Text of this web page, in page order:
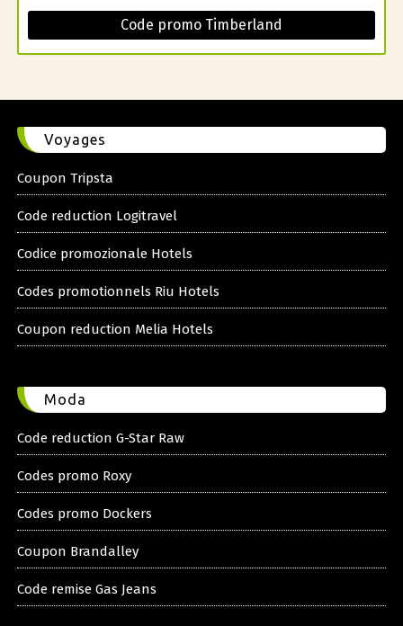
Code promo Timberland
Voyages
Coupon Tripsta
Code reduction Logitravel
Codice promozionale Hotels
Codes promotionnels Riu Hotels
Coupon reduction Melia Hotels
Moda
Code reduction G-Star Raw
Codes promo Roxy
Codes promo Dockers
Coupon Brandalley
Code remise Gas Jeans